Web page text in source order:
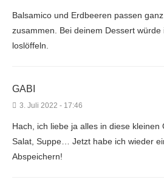
Balsamico und Erdbeeren passen
zusammen. Bei deinem Dessert
loslöffeln.
GABI
3. Juli 2022 - 17:46
Hach, ich liebe ja alles in diese kleinen
Salat, Suppe… Jetzt habe ich wieder
Abspeichern!